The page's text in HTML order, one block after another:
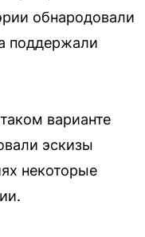
обнародовали
поддержали
варианте
эскизы
некоторые